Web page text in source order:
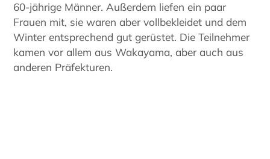
60-jährige Männer. Außerdem liefen ein paar
Frauen mit, sie waren aber vollbekleidet und dem
Winter entsprechend gut gerüstet. Die Teilnehmer
kamen vor allem aus Wakayama, aber auch aus
anderen Präfekturen.